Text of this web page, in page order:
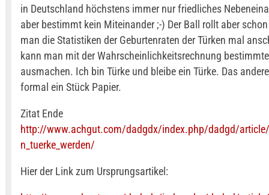
in Deutschland höchstens immer nur friedliches
aber bestimmt kein Miteinander ;-) Der Ball rollt aber
man die Statistiken der Geburtenraten der Türken mal
kann man mit der Wahrscheinlichkeitsrechnung
ausmachen. Ich bin Türke und bleibe ein Türke. Das
formal ein Stück Papier.
Zitat Ende
http://www.achgut.com/dadgdx/index.php/dadgd/article/
n_tuerke_werden/
Hier der Link zum Ursprungsartikel: